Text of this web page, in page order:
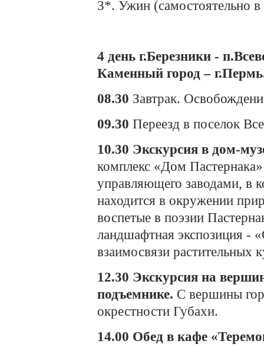
3*. Ужин (самостоятельно
4 день г.Березники -
Каменный город –
08.30 Завтрак.
09.30 Переезд в поселок
10.30 Экскурсия в дом-
комплекс «Дом
управляющего заводами, в
находится в окружении
воспетые в поэзии
ландшафтная экспозиция -
взаимосвязи растительных
12.30 Экскурсия на
подъемнике. С вершины
окрестности Губахи.
14.00 Обед в кафе